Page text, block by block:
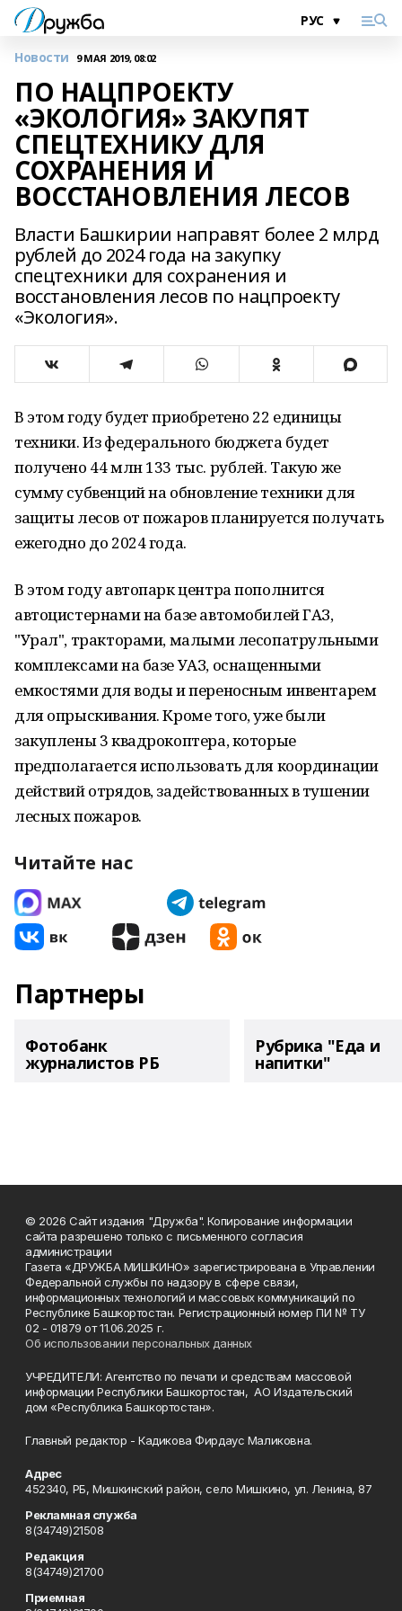
Новости 9 МАЯ 2019, 08:02
ПО НАЦПРОЕКТУ
«ЭКОЛОГИЯ» ЗАКУПЯТ
СПЕЦТЕХНИКУ ДЛЯ
СОХРАНЕНИЯ И
ВОССТАНОВЛЕНИЯ ЛЕСОВ
Власти Башкирии направят более 2 млрд
рублей до 2024 года на закупку
спецтехники для сохранения и
восстановления лесов по нацпроекту
«Экология».
В этом году будет приобретено 22 единицы
техники. Из федерального бюджета будет
получено 44 млн 133 тыс. рублей. Такую же
сумму субвенций на обновление техники для
защиты лесов от пожаров планируется получать
ежегодно до 2024 года.
В этом году автопарк центра пополнится
автоцистернами на базе автомобилей ГАЗ,
"Урал", тракторами, малыми лесопатрульными
комплексами на базе УАЗ, оснащенными
емкостями для воды и переносным инвентарем
для опрыскивания. Кроме того, уже были
закуплены 3 квадрокоптера, которые
предполагается использовать для координации
действий отрядов, задействованных в тушении
лесных пожаров.
Читайте нас
Партнеры
Фотобанк
журналистов РБ
Рубрика "Еда и
напитки"
© 2026 Сайт издания "Дружба". Копирование информации
сайта разрешено только с письменного согласия
администрации
Газета «ДРУЖБА МИШКИНО» зарегистрирована в Управлении
Федеральной службы по надзору в сфере связи,
информационных технологий и массовых коммуникаций по
Республике Башкортостан. Регистрационный номер ПИ № ТУ
02 - 01879 от 11.06.2025 г.
Об использовании персональных данных
УЧРЕДИТЕЛИ: Агентство по печати и средствам массовой
информации Республики Башкортостан, АО Издательский
дом «Республика Башкортостан».
Главный редактор - Кадикова Фирдаус Маликовна.
Адрес
452340, РБ, Мишкинский район, село Мишкино, ул. Ленина, 87
Рекламная служба
8(34749)21508
Редакция
8(34749)21700
Приемная